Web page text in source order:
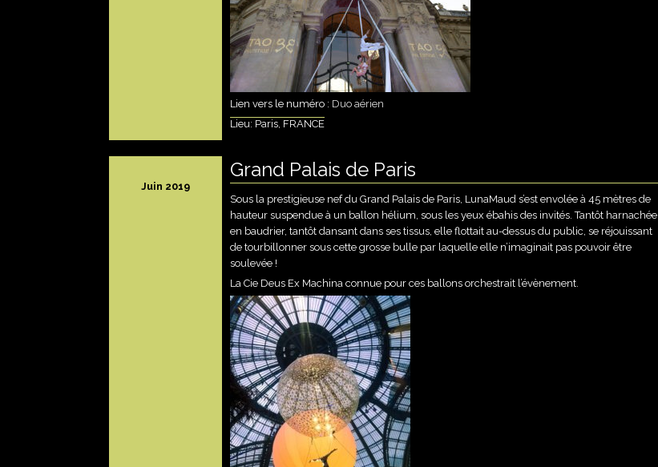
Lien vers le numéro : Duo aérien
Lieu: Paris, FRANCE
Juin 2019
Grand Palais de Paris
Sous la prestigieuse nef du Grand Palais de Paris, LunaMaud s’est envolée à 45 mètres de
hauteur suspendue à un ballon hélium, sous les yeux ébahis des invités. Tantôt harnachée
en baudrier, tantôt dansant dans ses tissus, elle flottait au-dessus du public, se réjouissant
de tourbillonner sous cette grosse bulle par laquelle elle n’imaginait pas pouvoir être
soulevée !
La Cie Deus Ex Machina connue pour ces ballons orchestrait l’évènement.